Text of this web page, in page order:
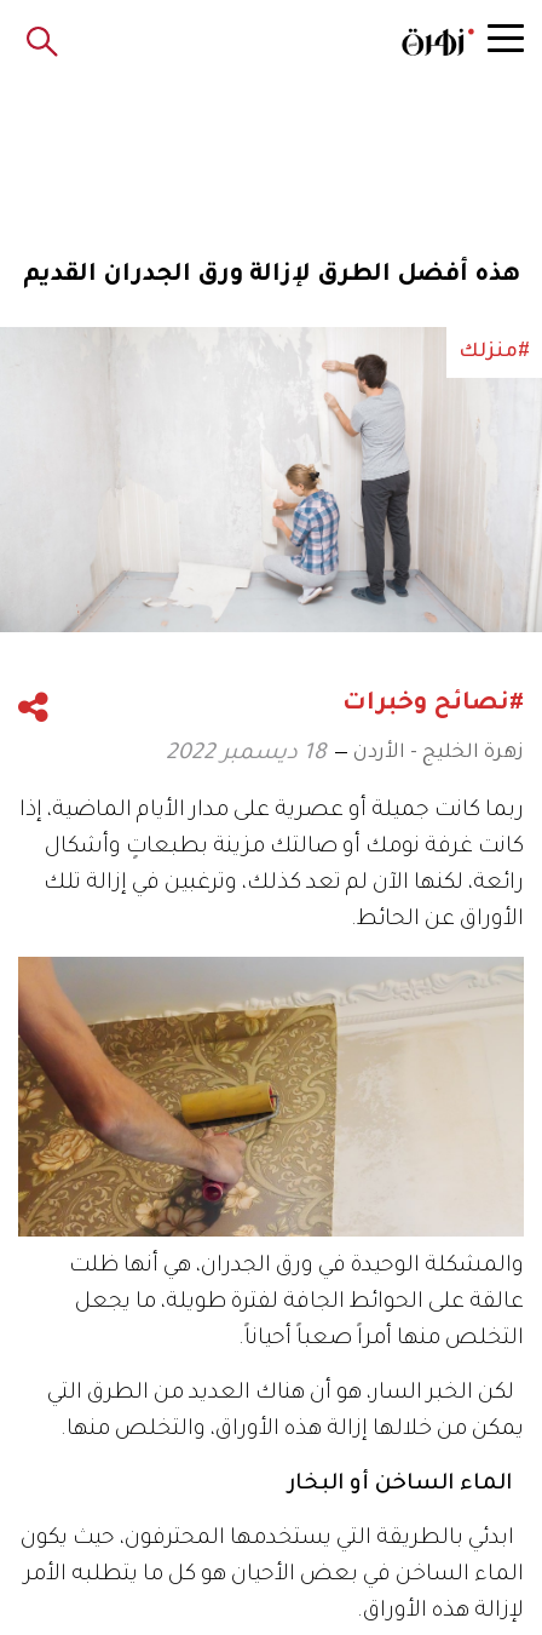
هذه أفضل الطرق لإزالة ورق الجدران القديم
#منزلك
#نصائح وخبرات
زهرة الخليج - الأردن 18 ديسمبر 2022
ربما كانت جميلة أو عصرية على مدار الأيام الماضية، إذا
كانت غرفة نومك أو صالتك مزينة بطبعاتٍ وأشكال
رائعة، لكنها الآن لم تعد كذلك، وترغبين في إزالة تلك
الأوراق عن الحائط.
والمشكلة الوحيدة في ورق الجدران، هي أنها ظلت
عالقة على الحوائط الجافة لفترة طويلة، ما يجعل
التخلص منها أمراً صعباً أحياناً.
لكن الخبر السار، هو أن هناك العديد من الطرق التي
يمكن من خلالها إزالة هذه الأوراق، والتخلص منها.
الماء الساخن أو البخار
ابدئي بالطريقة التي يستخدمها المحترفون، حيث يكون
الماء الساخن في بعض الأحيان هو كل ما يتطلبه الأمر
لإزالة هذه الأوراق.